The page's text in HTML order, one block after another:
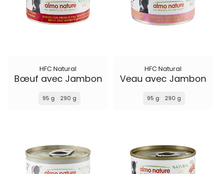
HFC Natural
Bœuf avec Jambon
95 g 290 g
HFC Natural
Veau avec Jambon
95 g 290 g